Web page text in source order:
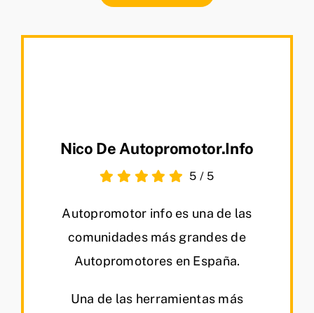
Nico De Autopromotor.info
5 / 5
Autopromotor info es una de las
comunidades más grandes de
Autopromotores en España.
Una de las herramientas más